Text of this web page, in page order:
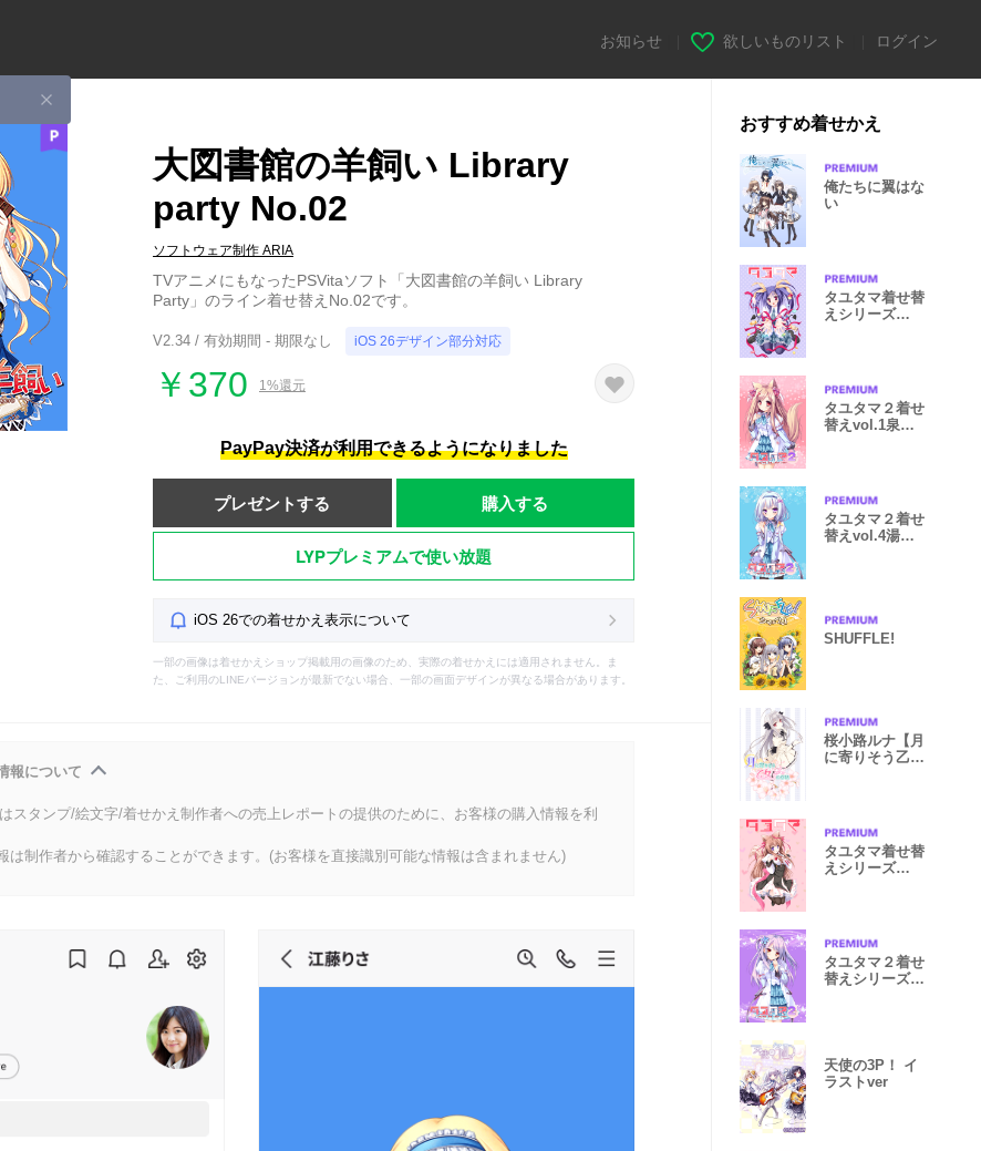
お知らせ 欲しいものリスト ログイン
大図書館の羊飼い Library
party No.02
ソフトウェア制作 ARIA
TVアニメにもなったPSVitaソフト「大図書館の羊飼い Library
Party」のライン着せ替えNo.02です。
V2.34 / 有効期間 - 期限なし iOS 26デザイン部分対応
￥370 1%還元
PayPay決済が利用できるようになりました
プレゼントする 購入する
LYPプレミアムで使い放題
iOS 26での着せかえ表示について
一部の画像は着せかえショップ掲載用の画像のため、実際の着せかえには適用されません。ま
た、ご利用のLINEバージョンが最新でない場合、一部の画面デザインが異なる場合があります。
報について
スタンプ/絵文字/着せかえ制作者への売上レポートの提供のために、お客様の購入情報を利
は制作者から確認することができます。(お客様を直接識別可能な情報は含まれません)
おすすめ着せかえ
俺たちに翼はな
い
タユタマ着せ替
えシリーズ
タユタマ２着せ
替えvol.1泉戸
タユタマ２着せ
替えvol.4湯ノ
SHUFFLE!
桜小路ルナ【月
に寄りそう乙女
タユタマ着せ替
えシリーズ
タユタマ２着せ
替えシリーズ
天使の3P！ イ
ラストver